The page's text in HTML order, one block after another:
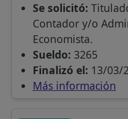
Se solicitó:
Contador y/o
Economista.
Sueldo: 3265
Finalizó el: 13/03/
Más información